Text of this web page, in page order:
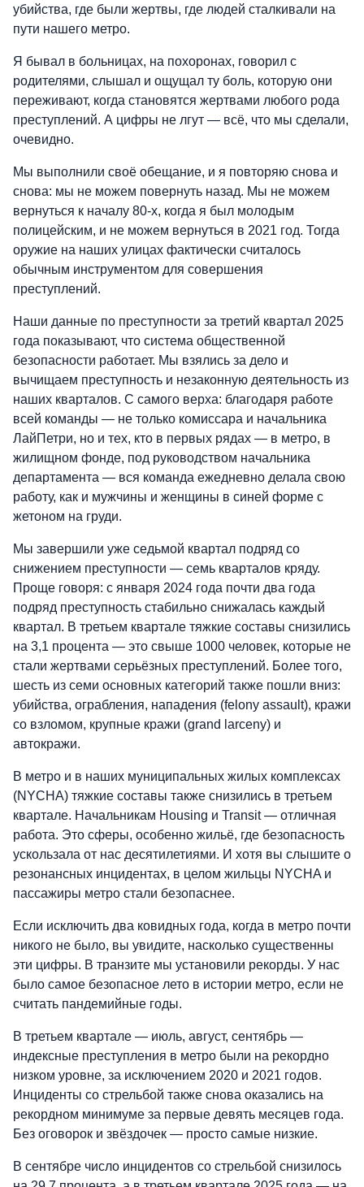
убийства, где были жертвы, где людей сталкивали на
пути нашего метро.
Я бывал в больницах, на похоронах, говорил с
родителями, слышал и ощущал ту боль, которую они
переживают, когда становятся жертвами любого рода
преступлений. А цифры не лгут — всё, что мы сделали,
очевидно.
Мы выполнили своё обещание, и я повторяю снова и
снова: мы не можем повернуть назад. Мы не можем
вернуться к началу 80-х, когда я был молодым
полицейским, и не можем вернуться в 2021 год. Тогда
оружие на наших улицах фактически считалось
обычным инструментом для совершения
преступлений.
Наши данные по преступности за третий квартал 2025
года показывают, что система общественной
безопасности работает. Мы взялись за дело и
вычищаем преступность и незаконную деятельность из
наших кварталов. С самого верха: благодаря работе
всей команды — не только комиссара и начальника
ЛайПетри, но и тех, кто в первых рядах — в метро, в
жилищном фонде, под руководством начальника
департамента — вся команда ежедневно делала свою
работу, как и мужчины и женщины в синей форме с
жетоном на груди.
Мы завершили уже седьмой квартал подряд со
снижением преступности — семь кварталов кряду.
Проще говоря: с января 2024 года почти два года
подряд преступность стабильно снижалась каждый
квартал. В третьем квартале тяжкие составы снизились
на 3,1 процента — это свыше 1000 человек, которые не
стали жертвами серьёзных преступлений. Более того,
шесть из семи основных категорий также пошли вниз:
убийства, ограбления, нападения (felony assault), кражи
со взломом, крупные кражи (grand larceny) и
автокражи.
В метро и в наших муниципальных жилых комплексах
(NYCHA) тяжкие составы также снизились в третьем
квартале. Начальникам Housing и Transit — отличная
работа. Это сферы, особенно жильё, где безопасность
ускользала от нас десятилетиями. И хотя вы слышите о
резонансных инцидентах, в целом жильцы NYCHA и
пассажиры метро стали безопаснее.
Если исключить два ковидных года, когда в метро почти
никого не было, вы увидите, насколько существенны
эти цифры. В транзите мы установили рекорды. У нас
было самое безопасное лето в истории метро, если не
считать пандемийные годы.
В третьем квартале — июль, август, сентябрь —
индексные преступления в метро были на рекордно
низком уровне, за исключением 2020 и 2021 годов.
Инциденты со стрельбой также снова оказались на
рекордном минимуме за первые девять месяцев года.
Без оговорок и звёздочек — просто самые низкие.
В сентябре число инцидентов со стрельбой снизилось